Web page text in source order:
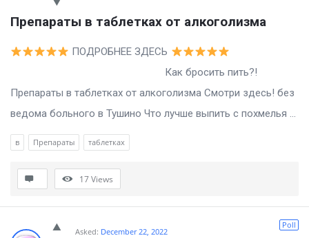
Препараты в таблетках от алкоголизма
ПОДРОБНЕЕ ЗДЕСЬ
Как бросить пить?!
Препараты в таблетках от алкоголизма Смотри здесь! без
ведома больного в Тушино Что лучше выпить с похмелья ...
в Препараты таблетках
17Views
Poll
Asked: December 22, 2022